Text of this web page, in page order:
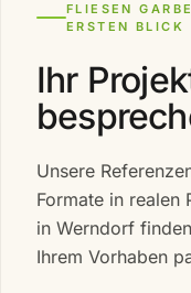
FLIESEN
ERSTEN BLICK
Ihr
Unsere
Formate in realen
in Werndorf
Ihrem Vorhaben